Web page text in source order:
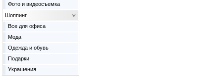
Фото и видеосъемка
Шоппинг
Все для офиса
Мода
Одежда и обувь
Подарки
Украшения